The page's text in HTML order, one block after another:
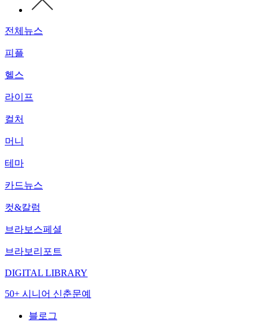
전체뉴스
피플
헬스
라이프
컬처
머니
테마
카드뉴스
컷&칼럼
브라보스페셜
브라보리포트
DIGITAL LIBRARY
50+ 시니어 신춘문예
블로그